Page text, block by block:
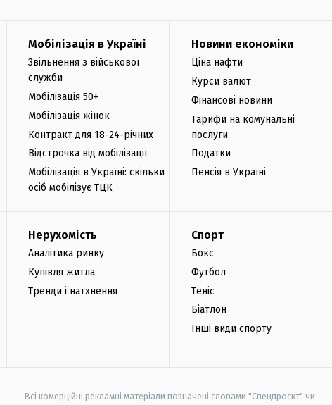
Мобілізація в Україні
Звільнення з військової
служби
Мобілізація 50+
Мобілізація жінок
Контракт для 18-24-річних
Відстрочка від мобілізації
Мобілізація в Україні: скільки
осіб мобілізує ТЦК
Новини економіки
Ціна нафти
Курси валют
Фінансові новини
Тарифи на комунальні
послуги
Податки
Пенсія в Україні
Нерухомість
Аналітика ринку
Купівля житла
Тренди і натхнення
Спорт
Бокс
Футбол
Теніс
Біатлон
Інші види спорту
Всі комерційні рекламні матеріали позначені словами "Спецпроєкт" чи